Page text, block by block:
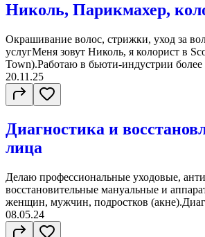
Николь, Парикмахер,
Окрашивание волос, стрижки, уход за
услугМеня зовут Николь, я колорист в
Town).Работаю в бьюти-индустрии более
20.11.25
Диагностика и
лица
Делаю профессиональные уходовые,
восстановительные мануальные и
женщин, мужчин, подростков
08.05.24